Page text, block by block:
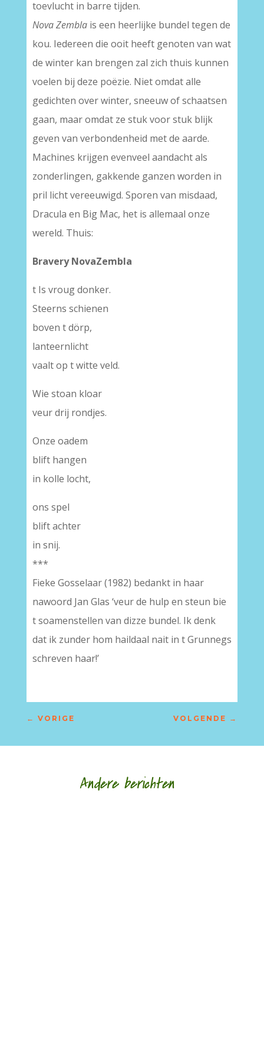
toevlucht in barre tijden.
Nova Zemblais een heerlijke bundel tegen de
kou. Iedereen die ooit heeft genoten van wat
de winter kan brengen zal zich thuis kunnen
voelen bij deze poëzie. Niet omdat alle
gedichten over winter, sneeuw of schaatsen
gaan, maar omdat ze stuk voor stuk blijk
geven van verbondenheid met de aarde.
Machines krijgen evenveel aandacht als
zonderlingen, gakkende ganzen worden in
pril licht vereeuwigd. Sporen van misdaad,
Dracula en Big Mac, het is allemaal onze
wereld. Thuis:
Bravery NovaZembla
t Is vroug donker.
Steerns schienen
boven t dörp,
lanteernlicht
vaalt op t witte veld.
Wie stoan kloar
veur drij rondjes.
Onze oadem
blift hangen
in kolle locht,
ons spel
blift achter
in snij.
***
Fieke Gosselaar (1982) bedankt in haar
nawoord Jan Glas ‘veur de hulp en steun bie
t soamenstellen van dizze bundel. Ik denk
dat ik zunder hom haildaal nait in t Grunnegs
schreven haar!’
← VORIGE VOLGENDE →
Andere berichten